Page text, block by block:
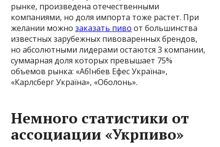
рынке, произведена отечественными
компаниями, но доля импорта тоже растет. При
желании можнозаказать пиво от большинства
известных зарубежных пивоваренных брендов,
но абсолютными лидерами остаются 3 компании,
суммарная доля которых превышает 75%
объемов рынка: «АбIнбев Ефес Україна»,
«Карлсберг Україна», «Оболонь».
Немного статистики от
ассоциации «Укрпиво»